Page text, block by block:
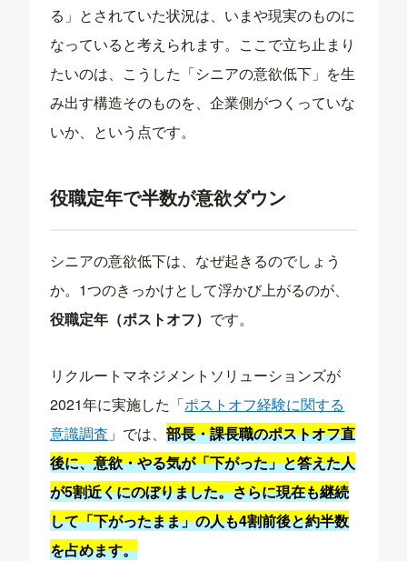
る」とされていた状況は、いまや現実のものに
なっていると考えられます。ここで立ち止まり
たいのは、こうした「シニアの意欲低下」を生
み出す構造そのものを、企業側がつくっていな
いか、という点です。
役職定年で半数が意欲ダウン
シニアの意欲低下は、なぜ起きるのでしょう
か。1つのきっかけとして浮かび上がるのが、
役職定年（ポストオフ） です。
リクルートマネジメントソリューションズが
2021年に実施した「ポストオフ経験に関する
意識調査 」では、部長・課長職のポストオフ直
後に、意欲・やる気が「下がった」と答えた人
が5割近くにのぼりました。さらに現在も継続
して「下がったまま」の人も4割前後と約半数
を占めます。